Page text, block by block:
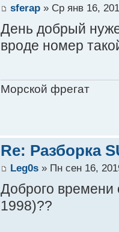
sferap» Ср янв 16,
День добрый
вроде номер
Морской фрегат
Re: Разборка
Leg0s» Пн сен 16,
Доброго времени
1998)??